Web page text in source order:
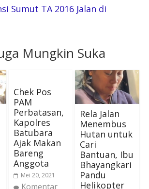
Sumut TA 2016 Jalan di
Mungkin Suka
Chek Pos
PAM
Perbatasan,
Kapolres
Batubara
Ajak Makan
Bareng
Anggota
Mei 20, 2021
Komentar
Rela Jalan
Menembus
Hutan untuk
Cari
Bantuan, Ibu
Bhayangkari
Pandu
Helikopter